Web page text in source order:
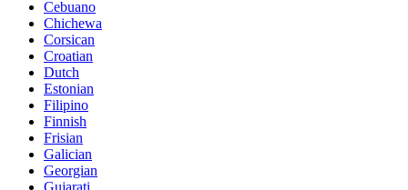
Cebuano
Chichewa
Corsican
Croatian
Dutch
Estonian
Filipino
Finnish
Frisian
Galician
Georgian